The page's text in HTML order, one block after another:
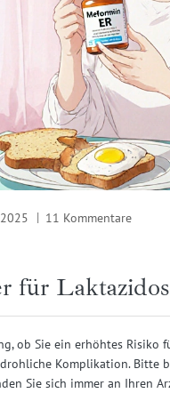
11 Kommentare
für
ob Sie ein erhöhtes Risiko
Komplikation. Bitte
Sie sich immer an Ihren